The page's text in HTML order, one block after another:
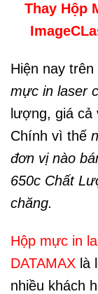
Thay Hộp
Hiện nay
mực in laser
lượng, giá cả
Chính vì thế
đơn vị nào
650c Chất
chăng.
Hộp mực in
DATAMAX là
nhiều khách